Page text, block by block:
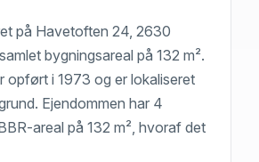
på Havetoften 24, 2630
bygningsareal på 132 m².
opført i 1973 og er lokaliseret
Ejendommen har 4
areal på 132 m², hvoraf det